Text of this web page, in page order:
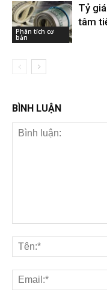
Phân tích cơ
bản
Tỷ
tâm
BÌNH LUẬN